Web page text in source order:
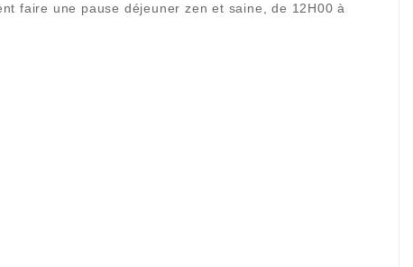
faire une pause déjeuner zen et saine, de 12H00 à